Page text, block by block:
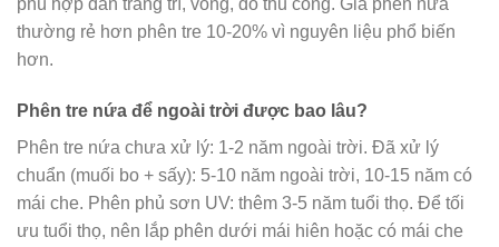
phù hợp đan trang trí, vòng, đồ thủ công. Giá phên nứa
thường rẻ hơn phên tre 10-20% vì nguyên liệu phổ biến
hơn.
Phên tre nứa để ngoài trời được bao lâu?
Phên tre nứa chưa xử lý: 1-2 năm ngoài trời. Đã xử lý
chuẩn (muối bo + sấy): 5-10 năm ngoài trời, 10-15 năm có
mái che. Phên phủ sơn UV: thêm 3-5 năm tuổi thọ. Để tối
ưu tuổi thọ, nên lắp phên dưới mái hiên hoặc có mái che